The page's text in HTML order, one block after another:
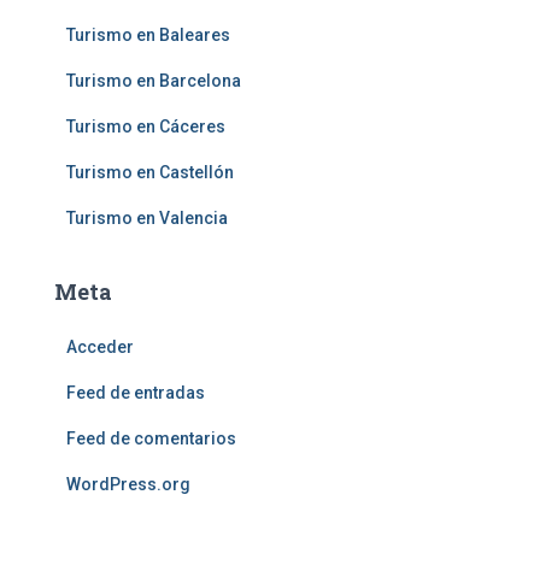
Turismo en Baleares
Turismo en Barcelona
Turismo en Cáceres
Turismo en Castellón
Turismo en Valencia
Meta
Acceder
Feed de entradas
Feed de comentarios
WordPress.org